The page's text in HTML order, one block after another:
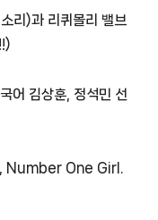
리)과 리퀴몰리 밸브
어 김상훈, 정석민 선
, Number One Girl.